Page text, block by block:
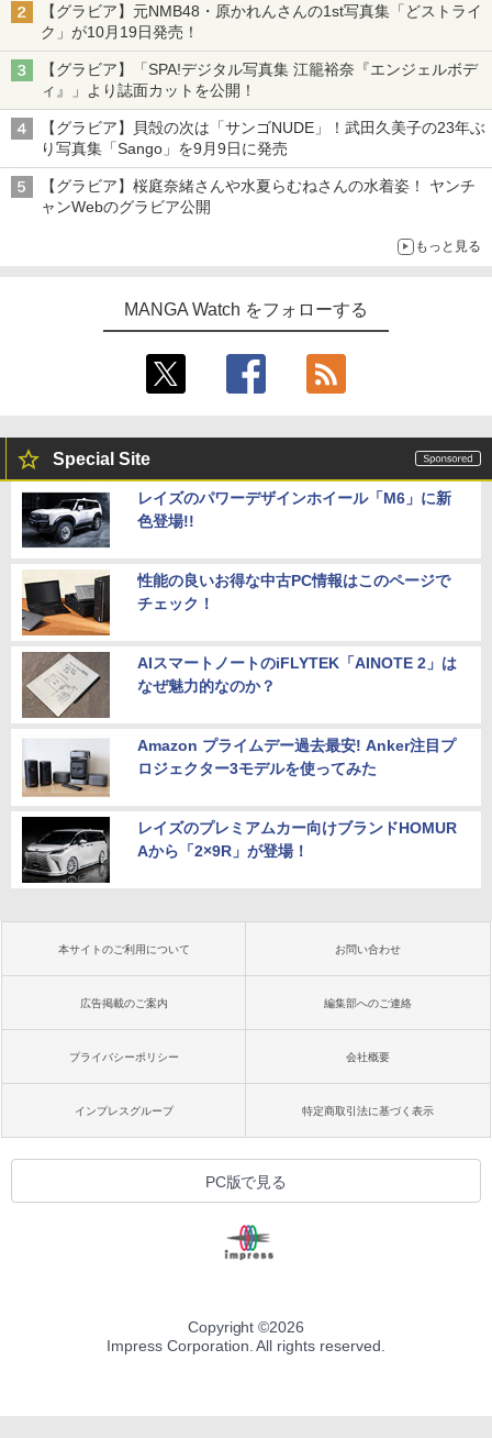
【グラビア】元NMB48・原かれんさんの1st写真集「どストライ
ク」が10月19日発売！
【グラビア】「SPA!デジタル写真集 江籠裕奈『エンジェルボデ
ィ』」より誌面カットを公開！
【グラビア】貝殻の次は「サンゴNUDE」！武田久美子の23年ぶ
り写真集「Sango」を9月9日に発売
【グラビア】桜庭奈緒さんや水夏らむねさんの水着姿！ ヤンチ
ャンWebのグラビア公開
もっと見る
MANGA Watch をフォローする
Special Site
レイズのパワーデザインホイール「M6」に新
色登場!!
性能の良いお得な中古PC情報はこのページで
チェック！
AIスマートノートのiFLYTEK「AINOTE 2」は
なぜ魅力的なのか？
Amazon プライムデー過去最安! Anker注目プ
ロジェクター3モデルを使ってみた
レイズのプレミアムカー向けブランドHOMUR
Aから「2×9R」が登場！
本サイトのご利用について お問い合わせ
広告掲載のご案内 編集部へのご連絡
プライバシーポリシー 会社概要
インプレスグループ 特定商取引法に基づく表示
PC版で見る
Copyright ©2026
Impress Corporation. All rights reserved.